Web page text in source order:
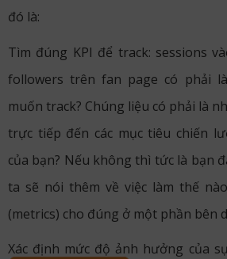
đó là:
Tìm đúng KPI để track: sessions
followers trên fan page có phải
muốn track? Chúng liệu có phải là
trực tiếp đến các mục tiêu chiến
của bạn? Nếu không thì tức là bạn
ta sẽ nói thêm về việc làm thế
(metrics) cho đúng ở một phần bên
Xác định mức độ ảnh hưởng của